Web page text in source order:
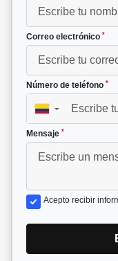
Correo electrónico *
Número de teléfono *
▼
Mensaje *
Acepto recibir